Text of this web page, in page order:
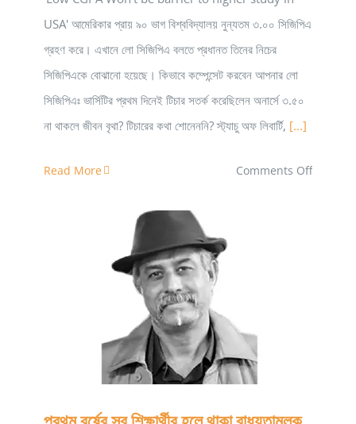
USA' আমেরিকার প্রায় ৯০ ভাগ বিশ্ববিদ্যালয় নুন্যতম ৩.০০ সিজিপিএ
গ্রহণ করে। এখানে লো সিজিপিএ বলতে প্রধানত তিনের নিচের
সিজিপিএকে বোঝানো হয়েছে। কিভাবে কম্পেন্সেট করবেন আপনার লো
সিজিপিএঃ ভার্সিটির প্রথম দিনেই টিচার সতর্ক করেছিলেন অনার্সে ৩.৫০
না থাকলে জীবন বৃথা? টিচারের কথা শোনেননি? স্ট্যাচু অফ লিবার্টি, [...]
Read More Comments Offon
প্রথম বর্ষের সব শিক্ষার্থীর হলে থাকা বাধ্যতামূলক করা উচিৎ